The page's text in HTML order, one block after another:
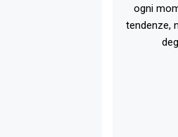
ogni
tendenze,